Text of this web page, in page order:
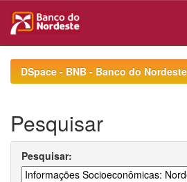
navigationDSpace - BNB - Banco do
Pesquisar
Pesquisar: